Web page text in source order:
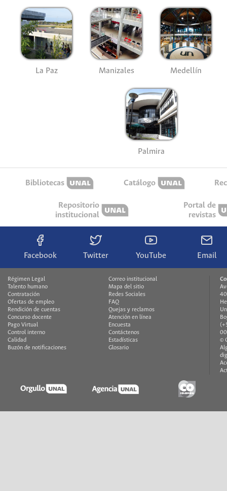
La Paz Manizales Medellín
Palmira
Bibliotecas Catálogo
Repositorio
institucional
Portal de
revistas
Facebook Twitter YouTube Email
Régimen Legal
Talento humano
Contratación
Ofertas de empleo
Rendición de cuentas
Concurso docente
Pago Virtual
Control interno
Calidad
Buzón de notificaciones
Correo institucional
Mapa del sitio
Redes Sociales
FAQ
Quejas y reclamos
Atención en línea
Encuesta
Contáctenos
Estadísticas
Glosario
©